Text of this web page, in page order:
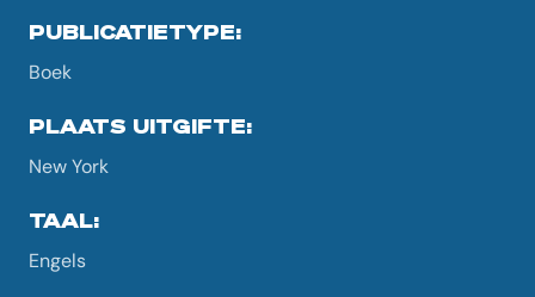
PUBLICATIETYPE:
Boek
PLAATS UITGIFTE:
New York
TAAL:
Engels